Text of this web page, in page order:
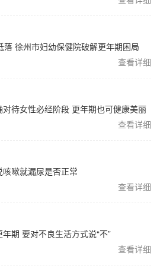
徐州市妇幼保健院破解更年期困局
查看详细
待女性必经阶段 更年期也可健康美丽
查看详细
嗽就漏尿是否正常
查看详细
期 要对不良生活方式说“不”
查看详细